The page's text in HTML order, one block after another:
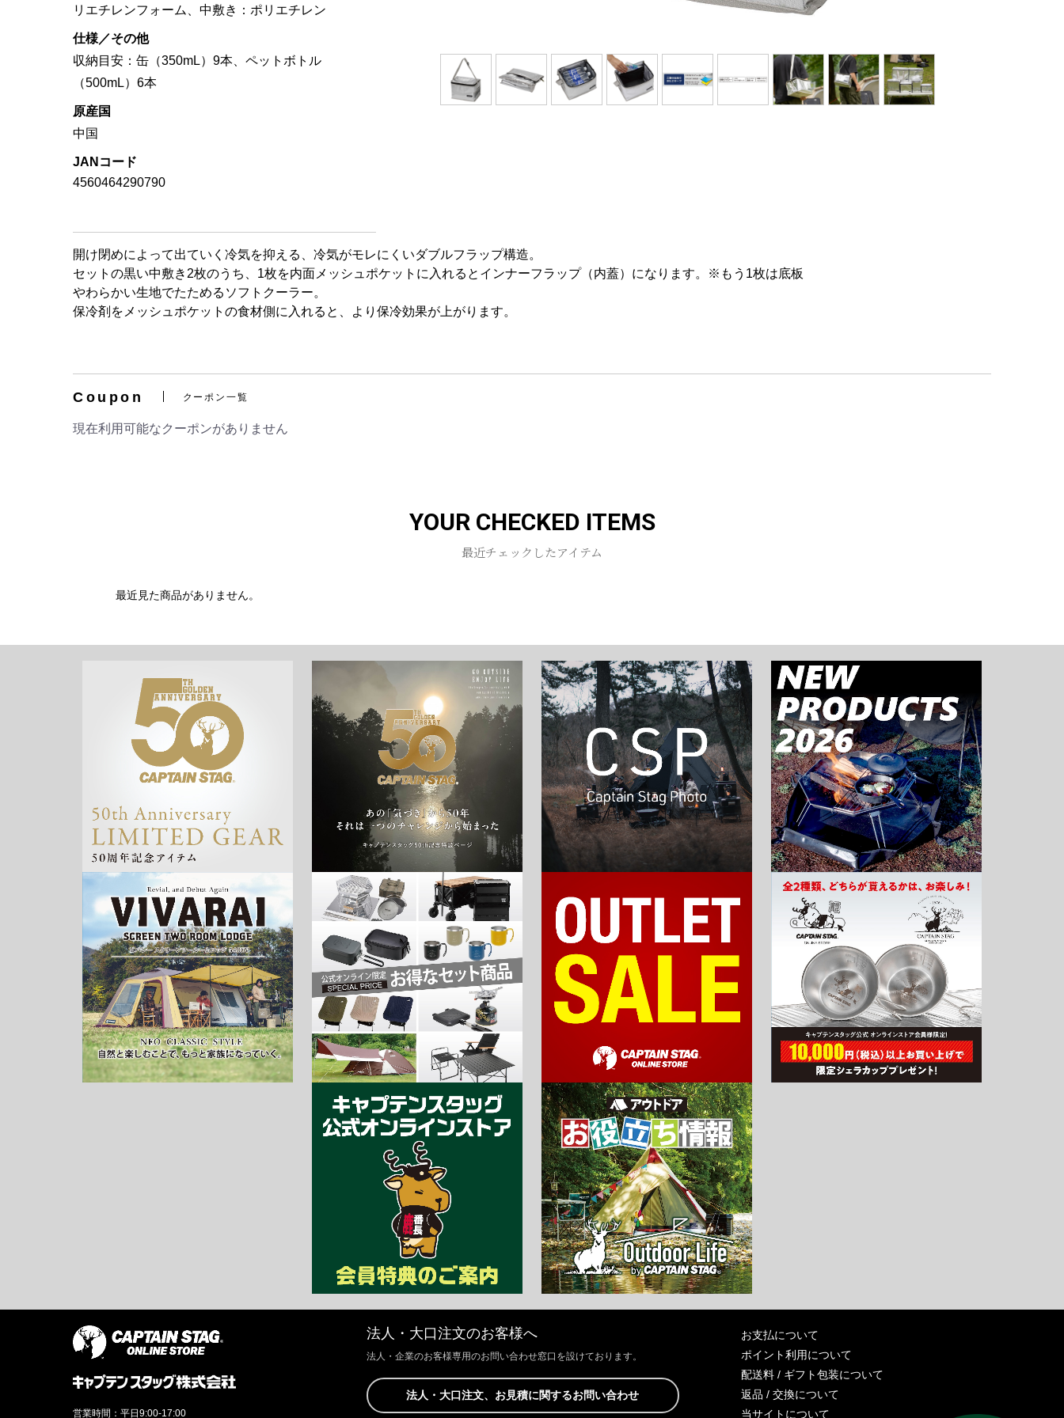
リエチレンフォーム、中敷き：ポリエチレン
仕様／その他
収納目安：缶（350mL）9本、ペットボトル
（500mL）6本
原産国
中国
JANコード
4560464290790
開け閉めによって出ていく冷気を抑える、冷気がモレにくいダブルフラップ構造。
セットの黒い中敷き2枚のうち、1枚を内面メッシュポケットに入れるとインナーフラップ（内蓋）になります。※もう1枚は底板
やわらかい生地でたためるソフトクーラー。
保冷剤をメッシュポケットの食材側に入れると、より保冷効果が上がります。
Coupon クーポン一覧
現在利用可能なクーポンがありません
YOUR CHECKED ITEMS
最近チェックしたアイテム
最近見た商品がありません。
法人・大口注文のお客様へ
法人・企業のお客様専用のお問い合わせ窓口を設けております。
法人・大口注文、お見積に関するお問い合わせ
お支払について
ポイント利用について
配送料 / ギフト包装について
返品 / 交換について
当サイトについて
営業時間：平日9:00-17:00